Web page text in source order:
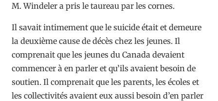
M. Windeler a pris le taureau par les cornes.
Il savait intimement que le suicide était et demeure
la deuxième cause de décès chez les jeunes. Il
comprenait que les jeunes du Canada devaient
commencer à en parler et qu’ils avaient besoin de
soutien. Il comprenait que les parents, les écoles et
les collectivités avaient eux aussi besoin d’en parler